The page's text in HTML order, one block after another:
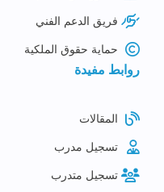
فريق الدعم الفني
حماية حقوق الملكية
روابط مفيدة
المقالات
تسجيل مدرب
تسجيل متدرب